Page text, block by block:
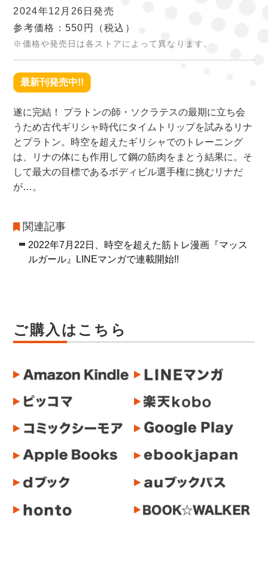
2024年12月26日発売
参考価格：550円
（税込）
※価格や発売日は各ストアによって異なります。
最新刊発売中!!
遂に完結！ プラトンの師・ソクラテスの最期に立ち会
うため古代ギリシャ時代にタイムトリップを試みるリナ
とプラトン。時空を超えたギリシャでのトレーニング
は、リナの体にも作用して鋼の筋肉をまとう結果に。そ
して最大の目標であるボディビル選手権に挑むリナだ
が…。
関連記事
2022年7月22日、時空を超えた筋トレ漫画『マッス
ルガール』LINEマンガで連載開始!!
ご購入はこちら